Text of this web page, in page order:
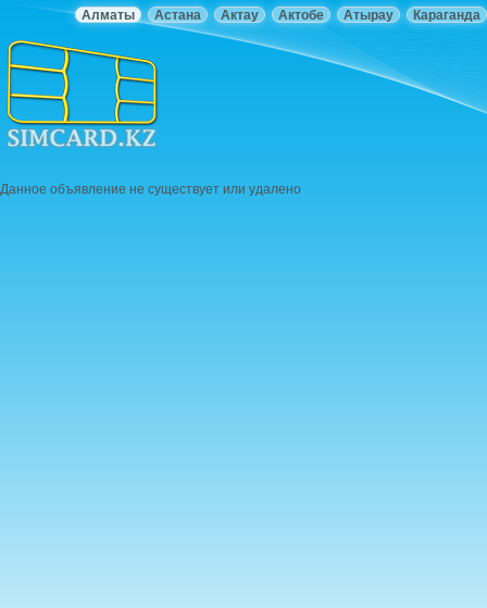
Караганда
Атырау
Актобе
Актау
Астана
Алматы
Данное объявление не существует или удалено